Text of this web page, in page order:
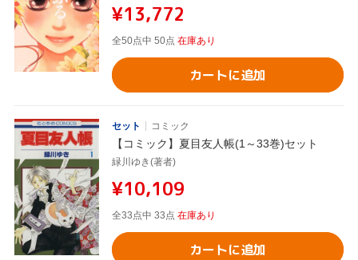
¥13,772
全50点中 50点 在庫あり
カートに追加
セット コミック
【コミック】夏目友人帳(1～33巻)セット
緑川ゆき(著者)
¥10,109
全33点中 33点 在庫あり
カートに追加